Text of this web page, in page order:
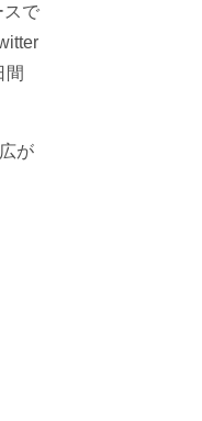
スで
間
が